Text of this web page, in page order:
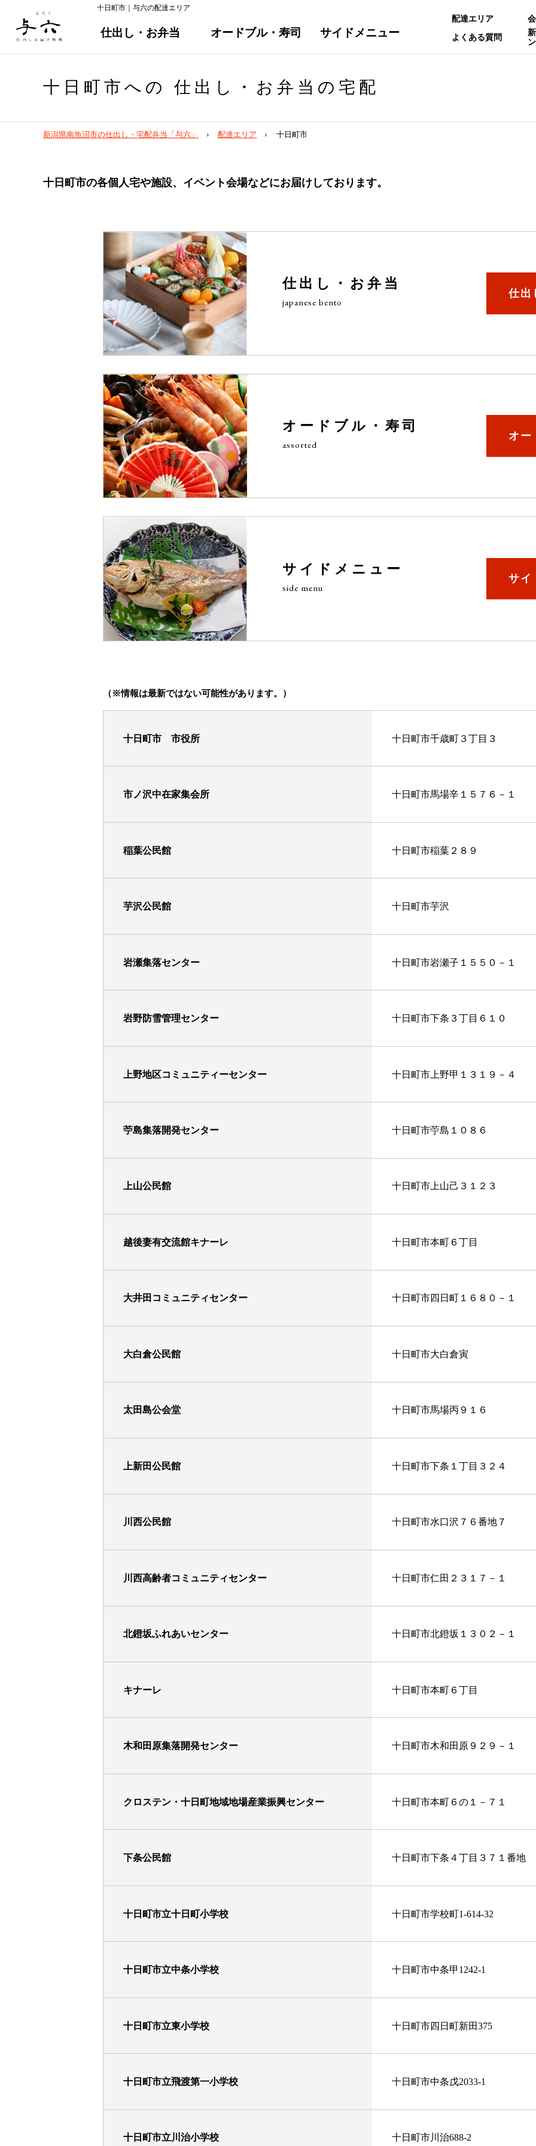
十日町市｜与六の配達エリア
仕出し・お弁当 オードブル・寿司 サイドメニュー
配達エリア
よくある質問
ン
十日町市 への 仕出し・お弁当の宅配
新潟県南魚沼市の仕出し・宅配弁当「与六」 配達エリア 十日町市
十日町市の各個人宅や施設、イベント会場などにお届けしております。
仕出し・お弁当
japanese bento
仕出
オードブル・寿司
assorted
オー
サイドメニュー
side menu
サイ
（※情報は最新ではない可能性があります。）
十日町市 市役所 十日町市千歳町３丁目３
市ノ沢中在家集会所 十日町市馬場辛１５７６－１
稲葉公民館 十日町市稲葉２８９
芋沢公民館 十日町市芋沢
岩瀬集落センター 十日町市岩瀬子１５５０－１
岩野防雪管理センター 十日町市下条３丁目６１０
上野地区コミュニティーセンター 十日町市上野甲１３１９－４
苧島集落開発センター 十日町市苧島１０８６
上山公民館 十日町市上山己３１２３
越後妻有交流館キナーレ 十日町市本町６丁目
大井田コミュニティセンター 十日町市四日町１６８０－１
大白倉公民館 十日町市大白倉寅
太田島公会堂 十日町市馬場丙９１６
上新田公民館 十日町市下条１丁目３２４
川西公民館 十日町市水口沢７６番地７
川西高齢者コミュニティセンター 十日町市仁田２３１７－１
北鐙坂ふれあいセンター 十日町市北鐙坂１３０２－１
キナーレ 十日町市本町６丁目
木和田原集落開発センター 十日町市木和田原９２９－１
クロステン・十日町地域地場産業振興センター 十日町市本町６の１－７１
下条公民館 十日町市下条４丁目３７１番地
十日町市立十日町小学校 十日町市学校町1-614-32
十日町市立中条小学校 十日町市中条甲1242-1
十日町市立東小学校 十日町市四日町新田375
十日町市立飛渡第一小学校 十日町市中条戊2033-1
十日町市立川治小学校 十日町市川治688-2